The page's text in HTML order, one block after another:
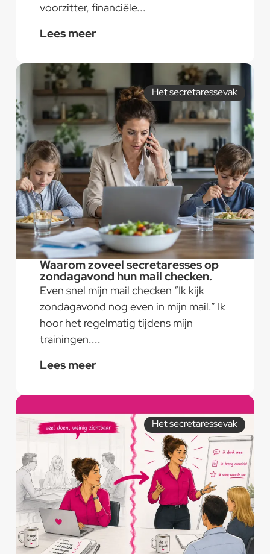
voorzitter, financiële...
Lees meer
Het secretaressevak
Waarom zoveel secretaresses op
zondagavond hun mail checken.
Even snel mijn mail checken “Ik kijk
zondagavond nog even in mijn mail.” Ik
hoor het regelmatig tijdens mijn
trainingen....
Lees meer
Het secretaressevak